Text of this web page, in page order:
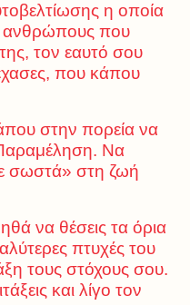
η οποία
ανθρώπους που
τον εαυτό σου
που κάπου
στην πορεία να
Να
σωστά» στη ζωή
να θέσεις τα όρια
πτυχές του
τους στόχους σου.
και λίγο τον